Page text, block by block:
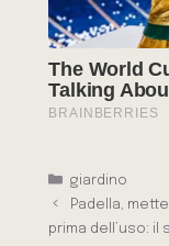
Categorie
giardino
Padella,
prima dell’uso: